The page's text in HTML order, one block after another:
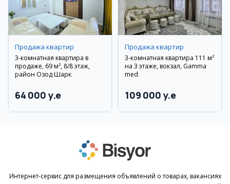
Продажа квартир
3-комнатная квартира в
продаже, 69 м², 8/8 этаж,
район Озод Шарк
64 000 y.e
Продажа квартир
3-комнатная квартира 111 м²
на 3 этаже, вокзал, Gamma
med
109 000 y.e
Интернет-сервис для размещения объявлений о товарах, вакансиях